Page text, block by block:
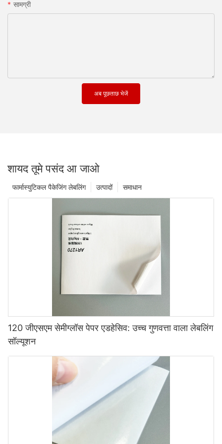
सामग्री
अब पूछताछ भेजें
शायद तूमे पसंद आ जाओ
समाधान
उत्पादों
फार्मास्युटिकल पैकेजिंग लेबलिंग
120 जीएसएम सेमीग्लॉस पेपर एडहेसिव: उच्च गुणवत्ता वाला लेबलिंग
सॉल्यूशन